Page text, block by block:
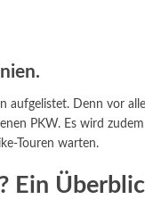
aufgelistet. Denn vor
PKW. Es wird
Touren warten.
Ein